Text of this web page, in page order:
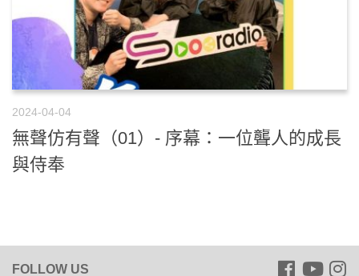
2024-04-04
無聲仿有聲（01）- 序幕：一位聾人的成長
與侍奉